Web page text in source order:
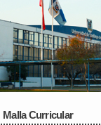
contenido
principal
Malla Curricular